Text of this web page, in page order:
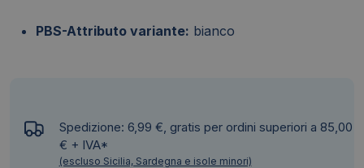
PBS-Attributo variante: bianco
Spedizione: 6,99 €, gratis per ordini superiori a 85,00
€ + IVA*
(escluso Sicilia, Sardegna e isole minori)